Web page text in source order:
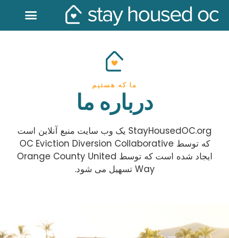
ما که هستیم
درباره ما
StayHousedOC.org یک وب سایت منبع آنلاین است
که توسط OC Eviction Diversion Collaborative
ایجاد شده است که توسط Orange County United
Way تسهیل می شود.